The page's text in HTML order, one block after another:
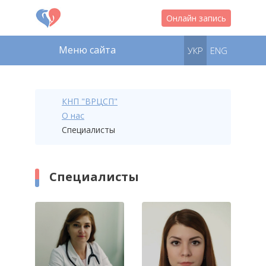
Онлайн запись
Меню сайта УКР ENG
КНП "ВРЦСП"
О нас
Специалисты
Специалисты